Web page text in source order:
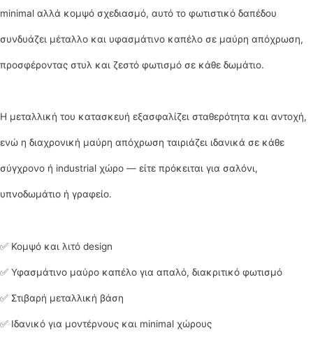
minimal αλλά κομψό σχεδιασμό, αυτό το φωτιστικό δαπέδου
συνδυάζει μέταλλο και υφασμάτινο καπέλο σε μαύρη απόχρωση,
προσφέροντας στυλ και ζεστό φωτισμό σε κάθε δωμάτιο.
Η μεταλλική του κατασκευή εξασφαλίζει σταθερότητα και αντοχή,
ενώ η διαχρονική μαύρη απόχρωση ταιριάζει ιδανικά σε κάθε
σύγχρονο ή industrial χώρο — είτε πρόκειται για σαλόνι,
υπνοδωμάτιο ή γραφείο.
✅ Κομψό και λιτό design
✅ Υφασμάτινο μαύρο καπέλο για απαλό, διακριτικό φωτισμό
✅ Στιβαρή μεταλλική βάση
✅ Ιδανικό για μοντέρνους και minimal χώρους